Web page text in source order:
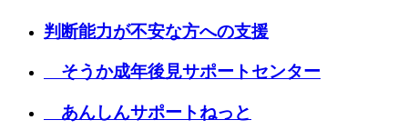
判断能力が不安な方への支援
そうか成年後見サポートセンター
あんしんサポートねっと